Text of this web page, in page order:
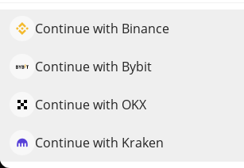
Continue with Binance
Continue with Bybit
Continue with OKX
Continue with Kraken
Capitalização de
$174,293
Mais informação
Impulsione o crescimento do seu
QuantPilot é uma plataforma completa
estratégias e conduzem pesquisas de
Experimente grátis